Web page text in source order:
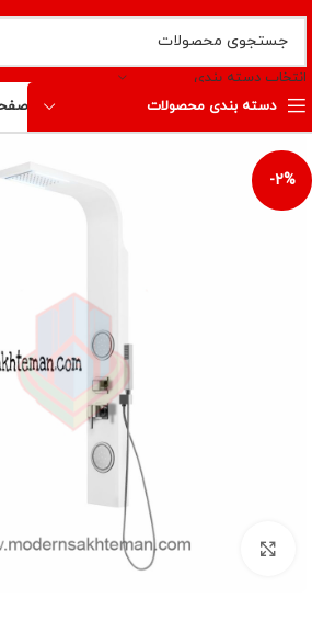
انتخاب دسته بندی
دسته بندی محصولات
-2%
برای بزرگنمایی کلیک کنید